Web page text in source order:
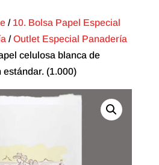
/ 10. Bolsa Papel Especial
/Outlet Especial Panadería
celulosa blanca de
(1.000)